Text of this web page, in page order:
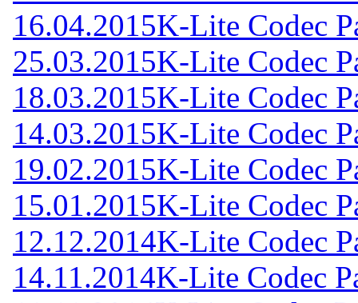
16.04.2015K-Lite Codec
25.03.2015K-Lite Codec
18.03.2015K-Lite Codec
14.03.2015K-Lite Codec
19.02.2015K-Lite Codec
15.01.2015K-Lite Codec
12.12.2014K-Lite Codec
14.11.2014K-Lite Codec